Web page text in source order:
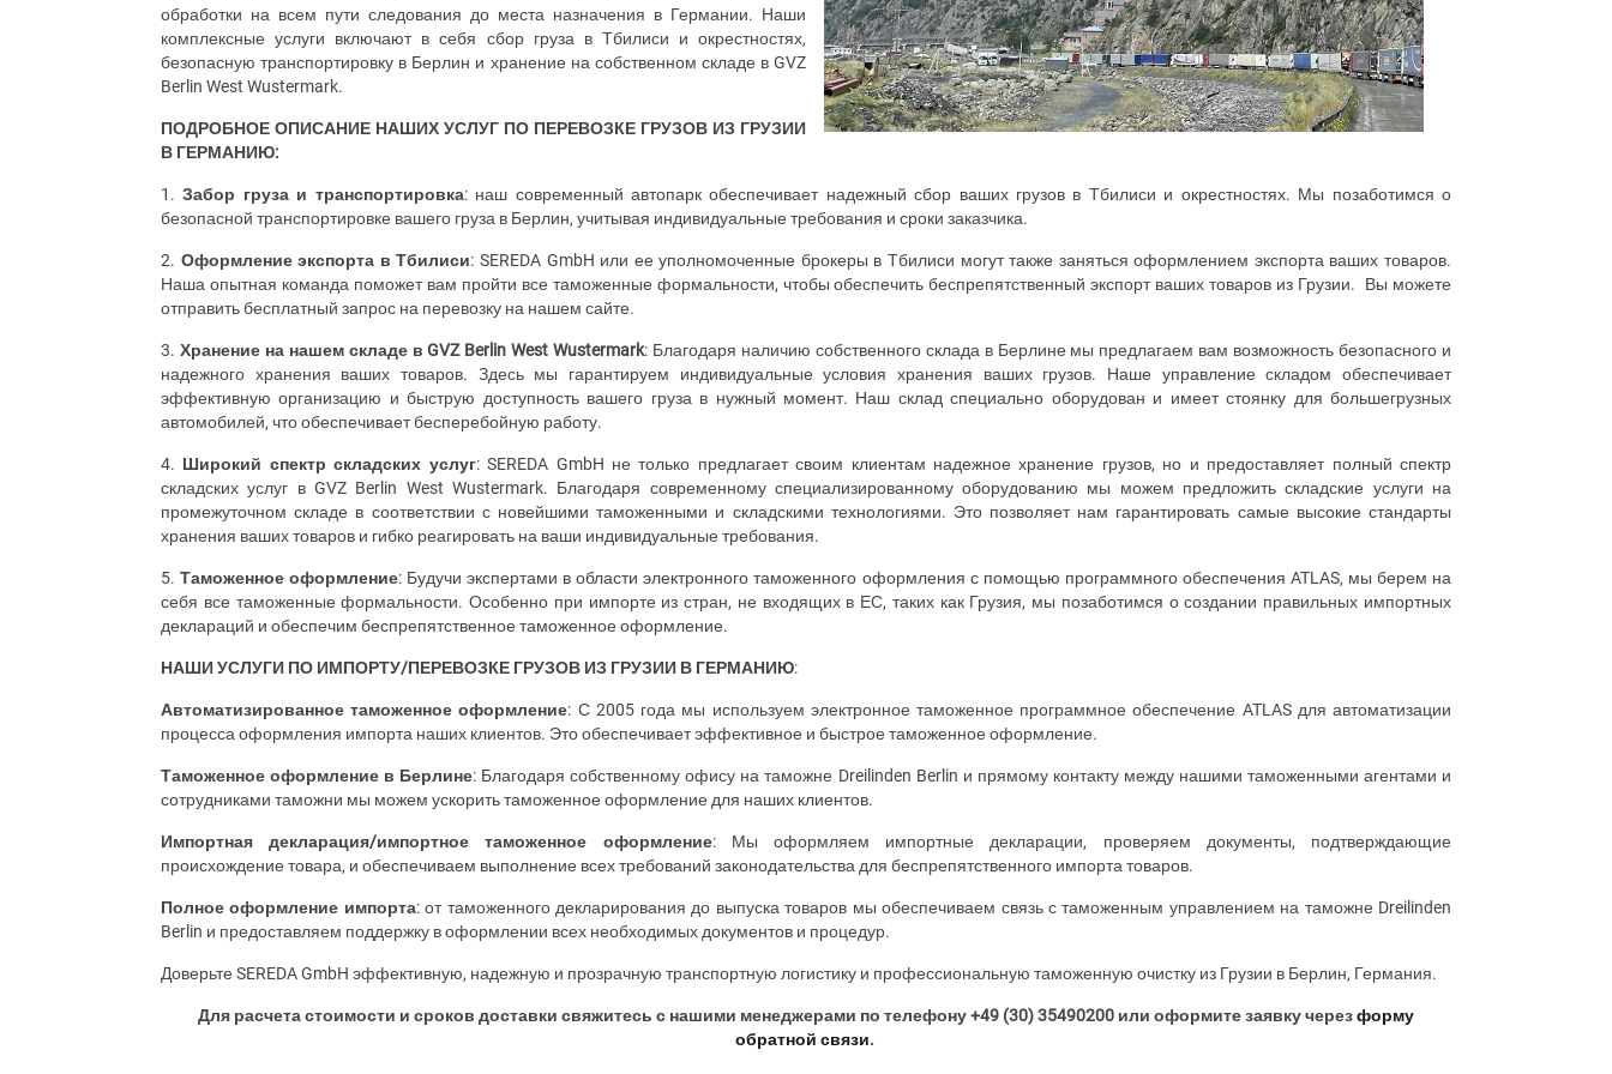
обработки на всем пути следования до места назначения в Германии. Наши
комплексные услуги включают в себя сбор груза в Тбилиси и окрестностях,
безопасную транспортировку в Берлин и хранение на собственном складе в GVZ
Berlin West Wustermark.
ПОДРОБНОЕ ОПИСАНИЕ НАШИХ УСЛУГ ПО ПЕРЕВОЗКЕ ГРУЗОВ ИЗ ГРУЗИИ
В ГЕРМАНИЮ:
1.Забор груза и транспортировка: наш современный автопарк обеспечивает надежный сбор ваших грузов в Тбилиси и окрестностях. Мы позаботимся о
безопасной транспортировке вашего груза в Берлин, учитывая индивидуальные требования и сроки заказчика.
2. Оформление экспорта в Тбилиси: SEREDA GmbH или ее уполномоченные брокеры в Тбилиси могут также заняться оформлением экспорта ваших товаров.
Наша опытная команда поможет вам пройти все таможенные формальности, чтобы обеспечить беспрепятственный экспорт ваших товаров из Грузии.
Вы можете
отправить бесплатный запрос на перевозку на нашем сайте.
3. Хранение на нашем складе вGVZ Berlin West Wustermark: Благодаря наличию собственного склада в Берлине мы предлагаем вам возможность безопасного и
надежного хранения ваших товаров. Здесь мы гарантируем индивидуальные условия хранения ваших грузов. Наше управление складом обеспечивает
эффективную организацию и быструю доступность вашего груза в нужный момент. Наш склад специально оборудован и имеет стоянку для большегрузных
автомобилей, что обеспечивает бесперебойную работу.
4. Широкий спектр складских услуг:SEREDA GmbH не только предлагает своим клиентам надежное хранение грузов, но и предоставляет полный спектр
складских услуг в GVZ Berlin West Wustermark. Благодаря современному специализированному оборудованию мы можем предложить складские услуги на
промежуточном складе в соответствии с новейшими таможенными и складскими технологиями. Это позволяет нам гарантировать самые высокие стандарты
хранения ваших товаров и гибко реагировать на ваши индивидуальные требования.
5.Таможенное оформление: Будучи экспертами в области электронного таможенного оформления с помощью программного обеспечения ATLAS, мы берем на
себя все таможенные формальности. Особенно при импорте из стран, не входящих в ЕС, таких как Грузия, мы позаботимся о создании правильных импортных
деклараций и обеспечим беспрепятственное таможенное оформление.
НАШИ УСЛУГИ ПО ИМПОРТУ/ПЕРЕВОЗКЕ ГРУЗОВ ИЗ ГРУЗИИ В ГЕРМАНИЮ:
Автоматизированное таможенное оформление: С 2005 года мы используем электронное таможенное программное обеспечение ATLASдля автоматизации
процесса оформления импорта наших клиентов. Это обеспечивает эффективное и быстрое таможенное оформление.
Таможенное оформление в Берлине: Благодаря собственному офису на таможне Dreilinden Berlin и прямому контакту между нашими таможенными агентами и
сотрудниками таможни мы можем ускорить таможенное оформление для наших клиентов.
Импортная декларация/импортное таможенное оформление: Мы оформляем импортные декларации, проверяем документы, подтверждающие
происхождение товара, и обеспечиваем выполнение всех требований законодательства для беспрепятственного импорта товаров.
Полное оформление импорта: от таможенного декларирования до выпуска товаров мы обеспечиваем связь с таможенным управлением на таможне Dreilinden
Berlin и предоставляем поддержку в оформлении всех необходимых документов и процедур.
Доверьте SEREDAGmbH эффективную, надежную и прозрачную транспортную логистику и профессиональную таможенную очистку из Грузии в Берлин, Германия.
Для расчета стоимости и сроков доставки свяжитесь с нашими менеджерами по телефону +49 (30) 35490200 или оформите заявку черезформу
обратной связи.